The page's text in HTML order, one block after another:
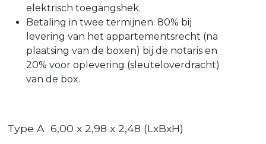
elektrisch toegangshek.
Betaling in twee termijnen: 80% bij
levering van het appartementsrecht (na
plaatsing van de boxen) bij de notaris en
20% voor oplevering (sleuteloverdracht)
van de box.
Type A 6,00 x 2,98 x 2,48 (LxBxH)